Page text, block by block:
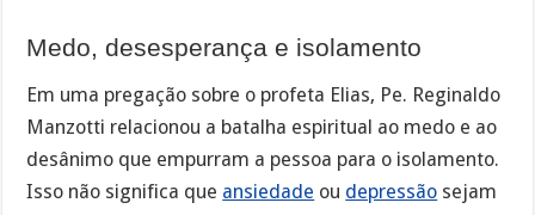
Medo, desesperança e isolamento
Em uma pregação sobre o profeta Elias, Pe. Reginaldo
Manzotti relacionou a batalha espiritual ao medo e ao
desânimo que empurram a pessoa para o isolamento.
Isso não significa que ansiedade ou depressão sejam